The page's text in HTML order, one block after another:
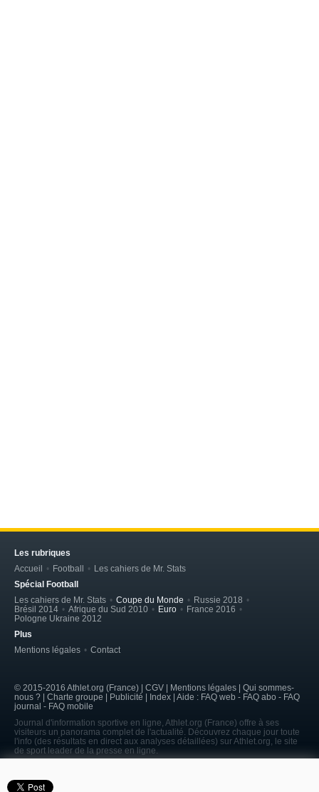
Les rubriques
Accueil
Football
Les cahiers de Mr. Stats
Spécial Football
Les cahiers de Mr. Stats
Coupe du Monde
Russie 2018
Brésil 2014
Afrique du Sud 2010 Euro
France 2016
Pologne Ukraine 2012
Plus
Mentions légales
Contact
© 2015-2016 Athlet.org (France) | CGV | Mentions légales | Qui sommes-
nous ? | Charte groupe | Publicité | Index | Aide : FAQ web - FAQ abo - FAQ
journal - FAQ mobile
Journal d'information sportive en ligne, Athlet.org (France) offre à ses
visiteurs un panorama complet de l'actualité. Découvrez chaque jour toute
l'info (des résultats en direct aux analyses détaillées) sur Athlet.org, le site
de sport leader de la presse en ligne.